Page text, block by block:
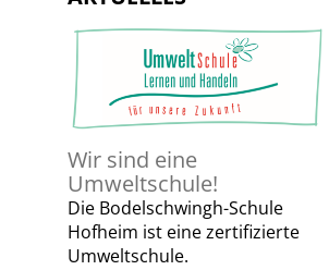
Wir sind eine
Umweltschule!
Die Bodelschwingh-Schule
Hofheim ist eine zertifizierte
Umweltschule.